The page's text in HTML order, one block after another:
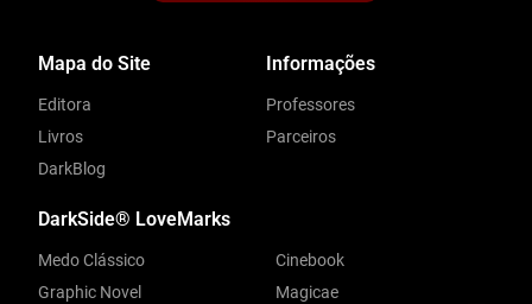
Mapa do Site
Editora
Livros
DarkBlog
Informações
Professores
Parceiros
DarkSide® LoveMarks
Medo Clássico
Graphic Novel
Cinebook
Magicae